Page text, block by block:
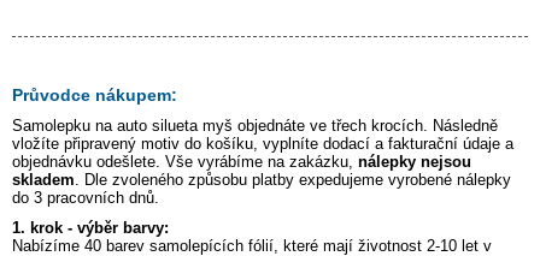
Průvodce nákupem:
Samolepku na auto silueta myš objednáte ve třech krocích. Následně
vložíte připravený motiv do košíku, vyplníte dodací a fakturační údaje a
objednávku odešlete. Vše vyrábíme na zakázku, nálepky nejsou
skladem. Dle zvoleného způsobu platby expedujeme vyrobené nálepky
do 3 pracovních dnů.
1. krok - výběr barvy:
Nabízíme 40 barev samolepících fólií, které mají životnost 2-10 let v